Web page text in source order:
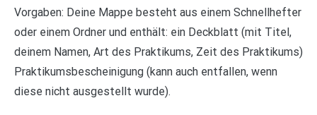
Vorgaben: Deine Mappe besteht aus einem Schnellhefter
oder einem Ordner und enthält: ein Deckblatt (mit Titel,
deinem Namen, Art des Praktikums, Zeit des Praktikums)
Praktikumsbescheinigung (kann auch entfallen, wenn
diese nicht ausgestellt wurde).